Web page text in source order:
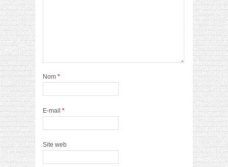
Nom *
E-mail *
Site web